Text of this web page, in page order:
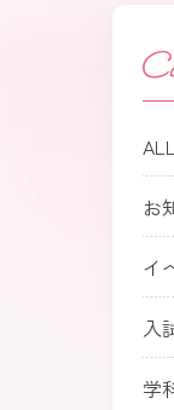
ALL
お
イ
入
学